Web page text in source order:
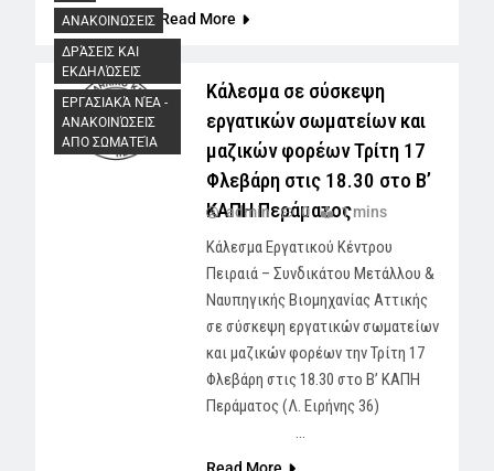
Read More
ΑΝΑΚΟΙΝΩΣΕΙΣ
ΔΡΆΣΕΙΣ ΚΑΙ
ΕΚΔΗΛΏΣΕΙΣ
ΕΡΓΑΣΙΑΚΆ ΝΈΑ -
AΝΑΚΟΙΝΏΣΕΙΣ
ΑΠΟ ΣΩΜΑΤΕΊΑ
Κάλεσμα σε σύσκεψη
εργατικών σωματείων και
μαζικών φορέων Τρίτη 17
Φλεβάρη στις 18.30 στο Β’
ΚΑΠΗ Περάματος
admin 0 1 mins
Κάλεσμα Εργατικού Κέντρου
Πειραιά – Συνδικάτου Μετάλλου &
Ναυπηγικής Βιομηχανίας Αττικής
σε σύσκεψη εργατικών σωματείων
και μαζικών φορέων την Τρίτη 17
Φλεβάρη στις 18.30 στο Β’ ΚΑΠΗ
Περάματος (Λ. Ειρήνης 36)
…
Read More